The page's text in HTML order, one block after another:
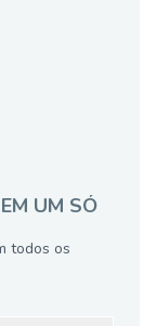
UM SÓ
todos os